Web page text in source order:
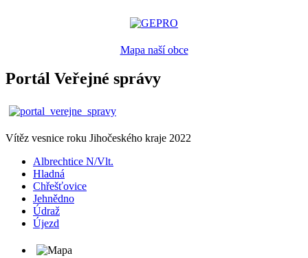
Mapa naší obce
Portál Veřejné správy
Vítěz vesnice roku Jihočeského kraje 2022
Albrechtice N/Vlt.
Hladná
Chřešťovice
Jehnědno
Údraž
Újezd